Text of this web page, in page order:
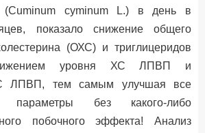
(Cuminum cyminum L.) в день в
показало снижение общего
(ОХС) и триглицеридов
уровня ХС ЛПВП и
ЛПВП, тем самым улучшая все
параметры без какого-либо
побочного эффекта! Анализ